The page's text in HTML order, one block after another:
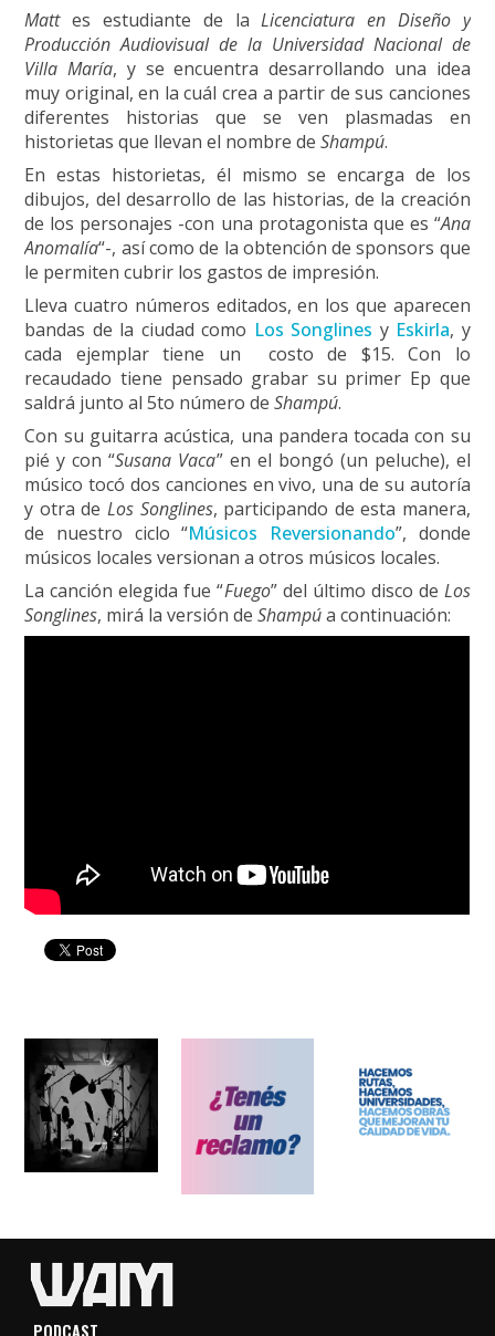
Mattes estudiante de laLicenciatura en Diseño y
Producción Audiovisual de la Universidad Nacional de
Villa María, y se encuentra desarrollando una idea
muy original, en la cuál crea a partir de sus canciones
diferentes historias que se ven plasmadas en
historietas que llevan el nombre deShampú.
En estas historietas, él mismo se encarga de los
dibujos, del desarrollo de las historias, de la creación
de los personajes -con una protagonista que es “Ana
Anomalía“-, así como de la obtención de sponsors que
le permiten cubrir los gastos de impresión.
Lleva cuatro números editados, en los que aparecen
bandas de la ciudad como Los Songlines y Eskirla, y
cada ejemplar tiene un costo de $15. Con lo
recaudado tiene pensado grabar su primer Ep que
saldrá junto al 5to número deShampú.
Con su guitarra acústica, una pandera tocada con su
pié y con “Susana Vaca” en el bongó (un peluche), el
músico tocó dos canciones en vivo, una de su autoría
y otra de Los Songlines, participando de esta manera,
de nuestro ciclo “Músicos Reversionando”, donde
músicos locales versionan a otros músicos locales.
La canción elegida fue “Fuego” del último disco de Los
Songlines, mirá la versión deShampúa continuación:
PODCAST